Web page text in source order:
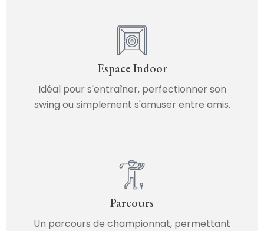
Espace Indoor
Idéal pour s'entraîner, perfectionner son
swing ou simplement s'amuser entre amis.
Parcours
Un parcours de championnat, permettant